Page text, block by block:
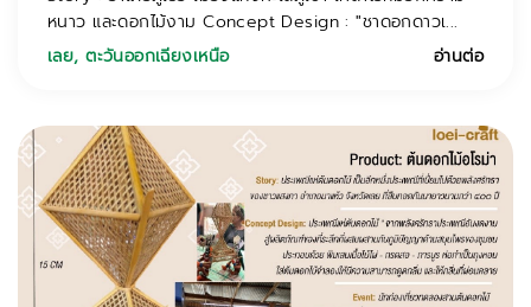
หนาว และดอกไม้งาม Concept Design : "ชาดอกดาวเ...
เลย,ตะวันออกเฉียงเหนือ อ่านต่อ